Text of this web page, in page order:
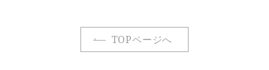
TOPページへ